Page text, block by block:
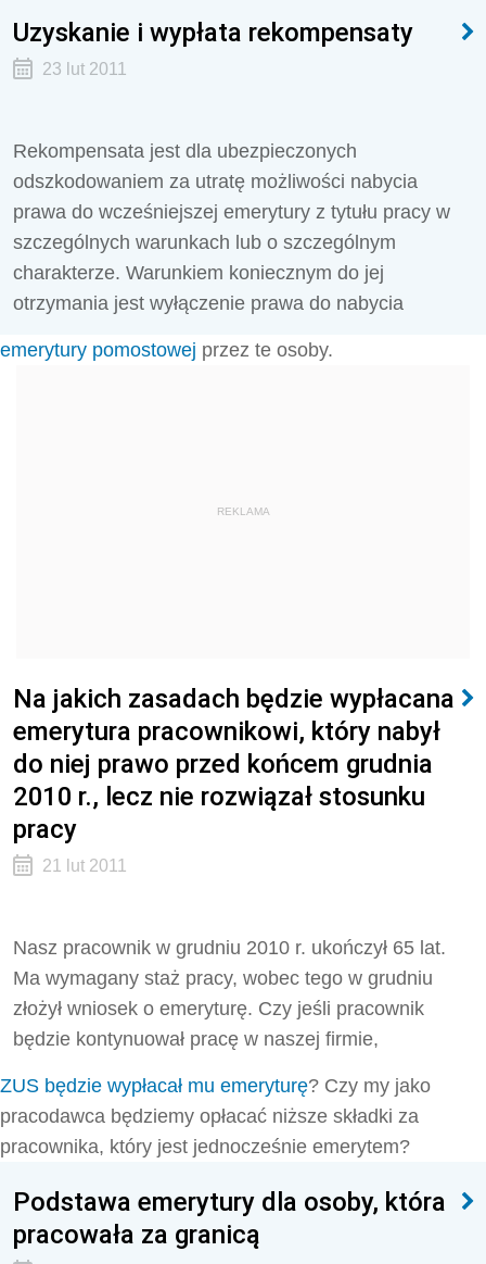
Uzyskanie i wypłata rekompensaty
23 lut 2011
Rekompensata jest dla ubezpieczonych
odszkodowaniem za utratę możliwości nabycia
prawa do wcześniejszej emerytury z tytułu pracy w
szczególnych warunkach lub o szczególnym
charakterze. Warunkiem koniecznym do jej
otrzymania jest wyłączenie prawa do nabycia
emerytury pomostowej przez te osoby.
REKLAMA
Na jakich zasadach będzie wypłacana
emerytura pracownikowi, który nabył
do niej prawo przed końcem grudnia
2010 r., lecz nie rozwiązał stosunku
pracy
21 lut 2011
Nasz pracownik w grudniu 2010 r. ukończył 65 lat.
Ma wymagany staż pracy, wobec tego w grudniu
złożył wniosek o emeryturę. Czy jeśli pracownik
będzie kontynuował pracę w naszej firmie,
ZUS będzie wypłacał mu emeryturę? Czy my jako
pracodawca będziemy opłacać niższe składki za
pracownika, który jest jednocześnie emerytem?
Podstawa emerytury dla osoby, która
pracowała za granicą